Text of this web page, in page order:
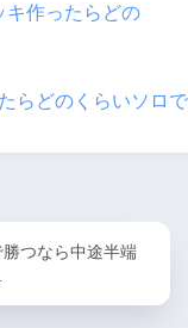
らどのくらいソロで
勝つなら中途半端